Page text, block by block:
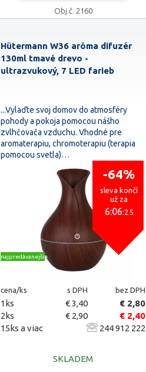
Obj.č. 2160
Hütermann W36 aróma difuzér
130ml tmavé drevo -
ultrazvukový, 7 LED farieb
...Vylaďte svoj domov do atmosféry
pohody a pokoja pomocou nášho
zvlhčovača vzduchu. Vhodné pre
aromaterapiu, chromoterapiu (terapia
pomocou svetla)…
-64%
sleva končí
už za
6:06:24
najpredávanejšie
cena/ks s DPH bez DPH
1ks € 3,40
€ 2,80
2ks
€ 2,90
€ 2,40
15ks a viac
244 912 222
SKLADEM